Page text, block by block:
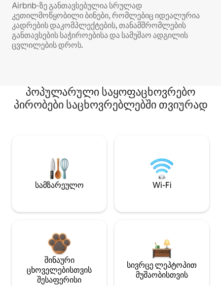
Airbnb‑ზე განთავსებულია სრულად
კეთილმოწყობილი ბინები, რომლებიც იდეალურია
კადრების დაკომპლექტების, თანამშრომლების
განთავსების საჭიროებისა და სამუშაო ადგილის
ცვლილების დროს.
პოპულარული საყოფაცხოვრებო
პირობები საცხოვრებლებში თვიურად
სამზარეულო Wi-Fi
შინაური
ცხოველებისთვის
შესაფერისი
სივრცე ლეპტოპით
მუშაობისთვის